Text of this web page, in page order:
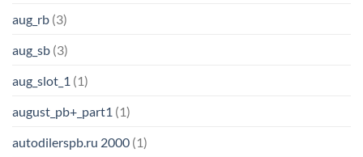
aug_rb (3)
aug_sb (3)
aug_slot_1 (1)
august_pb+_part1 (1)
autodilerspb.ru 2000 (1)